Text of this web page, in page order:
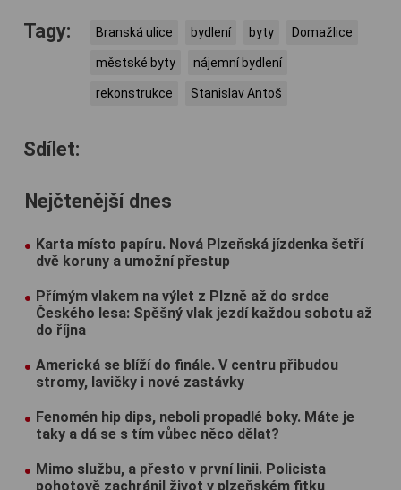
Tagy: Branská ulice bydlení byty Domažlice
městské byty nájemní bydlení
rekonstrukce Stanislav Antoš
Sdílet:
Nejčtenější dnes
Karta místo papíru. Nová Plzeňská jízdenka šetří
dvě koruny a umožní přestup
Přímým vlakem na výlet z Plzně až do srdce
Českého lesa: Spěšný vlak jezdí každou sobotu až
do října
Americká se blíží do finále. V centru přibudou
stromy, lavičky i nové zastávky
Fenomén hip dips, neboli propadlé boky. Máte je
taky a dá se s tím vůbec něco dělat?
Mimo službu, a přesto v první linii. Policista
pohotově zachránil život v plzeňském fitku